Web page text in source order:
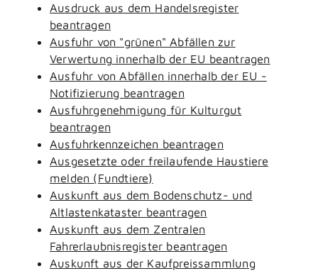
Ausdruck aus dem Handelsregister
beantragen
Ausfuhr von "grünen" Abfällen zur
Verwertung innerhalb der EU beantragen
Ausfuhr von Abfällen innerhalb der EU -
Notifizierung beantragen
Ausfuhrgenehmigung für Kulturgut
beantragen
Ausfuhrkennzeichen beantragen
Ausgesetzte oder freilaufende Haustiere
melden (Fundtiere)
Auskunft aus dem Bodenschutz- und
Altlastenkataster beantragen
Auskunft aus dem Zentralen
Fahrerlaubnisregister beantragen
Auskunft aus der Kaufpreissammlung